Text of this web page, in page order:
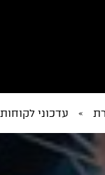
» עדכוני לקוחות